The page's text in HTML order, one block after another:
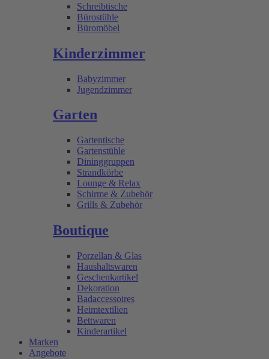
Schreibtische
Bürostühle
Büromöbel
Kinderzimmer
Babyzimmer
Jugendzimmer
Garten
Gartentische
Gartenstühle
Dininggruppen
Strandkörbe
Lounge & Relax
Schirme & Zubehör
Grills & Zubehör
Boutique
Porzellan & Glas
Haushaltswaren
Geschenkartikel
Dekoration
Badaccessoires
Heimtextilien
Bettwaren
Kinderartikel
Marken
Angebote